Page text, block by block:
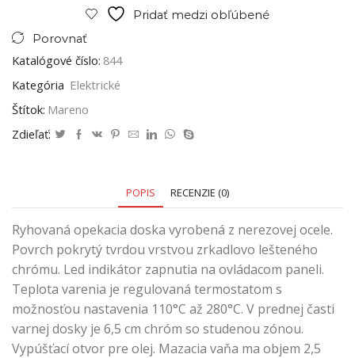
Pridať medzi obľúbené
Porovnať
Katalógové číslo: 844
Kategória Elektrické
Štítok: Mareno
Zdieľať:
POPIS RECENZIE (0)
Ryhovaná opekacia doska vyrobená z nerezovej ocele.
Povrch pokrytý tvrdou vrstvou zrkadlovo lešteného
chrómu. Led indikátor zapnutia na ovládacom paneli.
Teplota varenia je regulovaná termostatom s
možnosťou nastavenia 110°C až 280°C. V prednej časti
varnej dosky je 6,5 cm chróm so studenou zónou.
Vypúšťací otvor pre olej. Mazacia vaňa ma objem 2,5